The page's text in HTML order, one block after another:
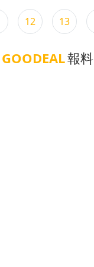
12 13
GOODEAL報料